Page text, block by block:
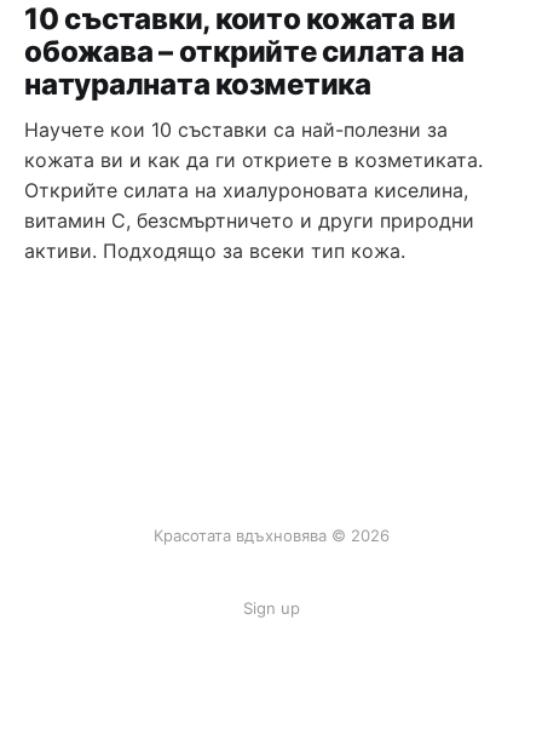
10 съставки, които кожата ви
обожава – открийте силата на
натуралната козметика
Научете кои 10 съставки са най-полезни за
кожата ви и как да ги откриете в козметиката.
Открийте силата на хиалуроновата киселина,
витамин C, безсмъртничето и други природни
активи. Подходящо за всеки тип кожа.
Красотата вдъхновява © 2026
Sign up